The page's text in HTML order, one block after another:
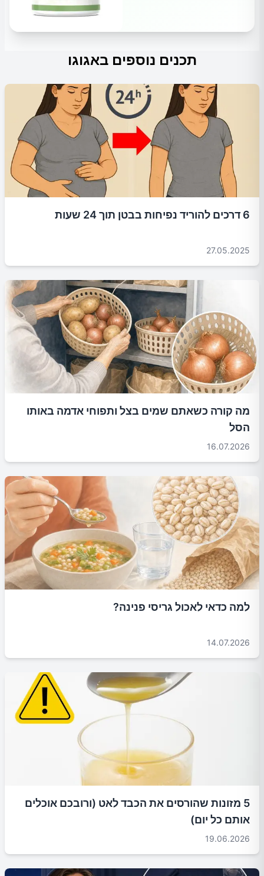
תכנים נוספים באגוגו
6 דרכים להוריד נפיחות בבטן תוך 24 שעות
27.05.2025
מה קורה כשאתם שמים בצל ותפוחי אדמה באותו
הסל
16.07.2026
למה כדאי לאכול גריסי פנינה?
14.07.2026
5 מזונות שהורסים את הכבד לאט (ורובכם אוכלים
אותם כל יום)
19.06.2026